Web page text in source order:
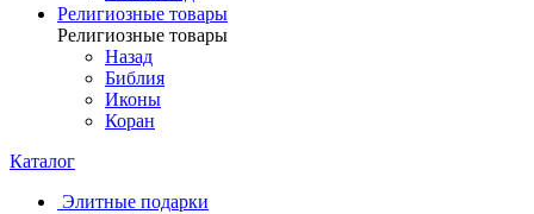
Религиозные товары
Религиозные товары
Назад
Библия
Иконы
Коран
Каталог
Элитные подарки